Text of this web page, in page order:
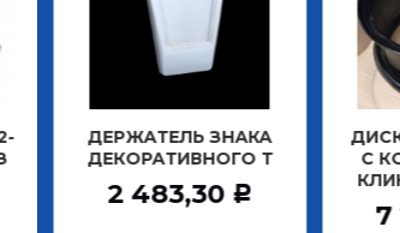
ЗНАКА
Т
Р
ДИСК КОЛЕСА
С КОЛЬЦАМИ ПОД
КЛИНЬЯ ОРИГИНАЛ
Р